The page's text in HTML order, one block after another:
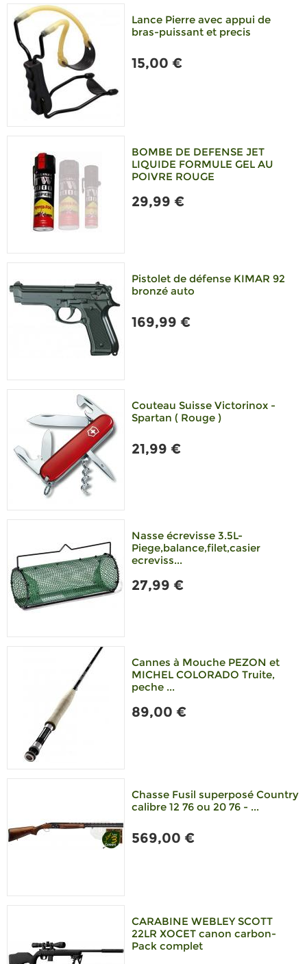
Lance Pierre avec appui de
bras-puissant et precis
15,00 €
BOMBE DE DEFENSE JET
LIQUIDE FORMULE GEL AU
POIVRE ROUGE
29,99 €
Pistolet de défense KIMAR 92
bronzé auto
169,99 €
Couteau Suisse Victorinox -
Spartan ( Rouge )
21,99 €
Nasse écrevisse 3.5L-
Piege,balance,filet,casier
ecreviss...
27,99 €
Cannes à Mouche PEZON et
MICHEL COLORADO Truite,
peche ...
89,00 €
Chasse Fusil superposé Country
calibre 12 76 ou 20 76 - ...
569,00 €
CARABINE WEBLEY SCOTT
22LR XOCET canon carbon-
Pack complet